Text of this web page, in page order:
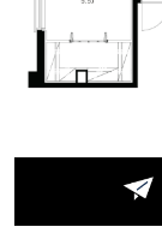
一点だけ、
め、光の入
ては日中で
下ならでは